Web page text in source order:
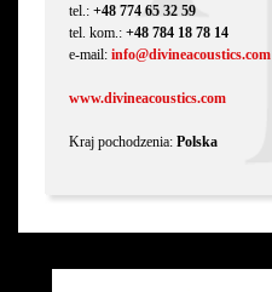
tel.: +48 774 65 32 59
tel. kom.: +48 784 18 78 14
e-mail: info@divineacoustics.com
www.divineacoustics.com
Kraj pochodzenia: Polska